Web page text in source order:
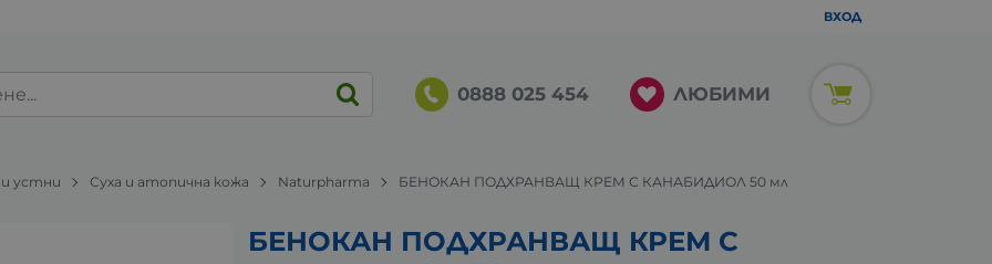
ВХОД
0888 025 454 ЛЮБИМИ
устни Суха и атопична кожа Naturpharma БЕНОКАН ПОДХРАНВАЩ КРЕМ С КАНАБИДИОЛ 50 мл
БЕНОКАН ПОДХРАНВАЩ КРЕМ С